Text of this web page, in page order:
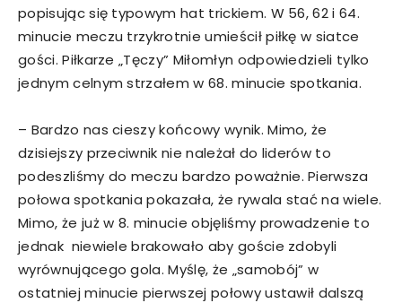
popisując się typowym hat trickiem. W 56, 62 i 64.
minucie meczu trzykrotnie umieścił piłkę w siatce
gości. Piłkarze „Tęczy” Miłomłyn odpowiedzieli tylko
jednym celnym strzałem w 68. minucie spotkania.
– Bardzo nas cieszy końcowy wynik. Mimo, że
dzisiejszy przeciwnik nie należał do liderów to
podeszliśmy do meczu bardzo poważnie. Pierwsza
połowa spotkania pokazała, że rywala stać na wiele.
Mimo, że już w 8. minucie objęliśmy prowadzenie to
jednak niewiele brakowało aby goście zdobyli
wyrównującego gola. Myślę, że „samobój” w
ostatniej minucie pierwszej połowy ustawił dalszą